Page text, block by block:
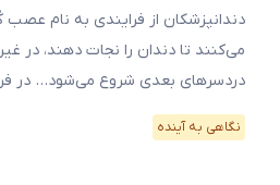
می‌کنند تا دندان را نجات دهند، در
دردسرهای بعدی شروع می‌شود… در
نگاهی به آینده